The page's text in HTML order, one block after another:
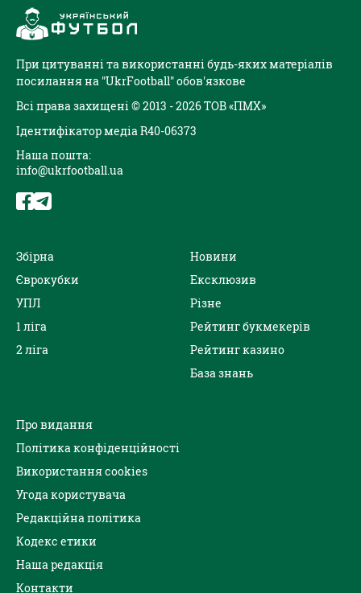
При цитуванні та використанні будь-яких матеріалів
посилання на "UkrFootball" обов'язкове
Всі права захищені © 2013 - 2026 ТОВ «ПМХ»
Ідентифікатор медіа R40-06373
Наша пошта:
info@ukrfootball.ua
Збірна
Єврокубки
УПЛ
1 ліга
2 ліга
Новини
Ексклюзив
Різне
Рейтинг букмекерів
Рейтинг казино
База знань
Про видання
Політика конфіденційності
Використання cookies
Угода користувача
Редакційна політика
Кодекс етики
Наша редакція
Контакти